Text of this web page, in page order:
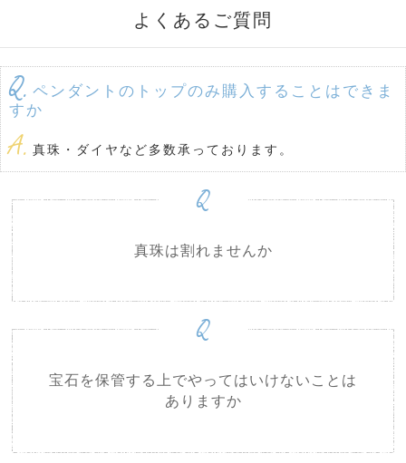
よくあるご質問
Q. ペンダントのトップのみ購入することはできま
すか
A. 真珠・ダイヤなど多数承っております。
Q
真珠は割れませんか
Q
宝石を保管する上でやってはいけないことは
ありますか